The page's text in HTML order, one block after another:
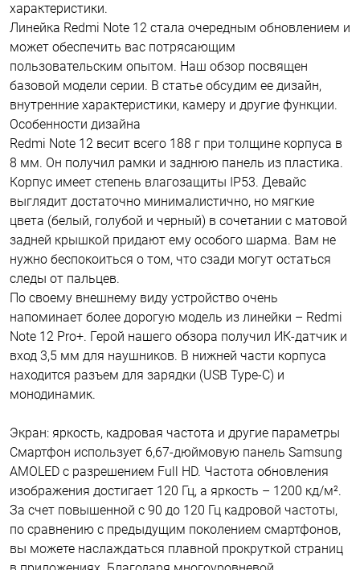
характеристики.
Линейка Redmi Note 12 стала очередным обновлением и
может обеспечить вас потрясающим
пользовательским опытом. Наш обзор посвящен
базовой модели серии. В статье обсудим ее дизайн,
внутренние характеристики, камеру и другие функции.
Особенности дизайна
Redmi Note 12 весит всего 188 г при толщине корпуса в
8 мм. Он получил рамки и заднюю панель из пластика.
Корпус имеет степень влагозащиты IP53. Девайс
выглядит достаточно минималистично, но мягкие
цвета (белый, голубой и черный) в сочетании с матовой
задней крышкой придают ему особого шарма. Вам не
нужно беспокоиться о том, что сзади могут остаться
следы от пальцев.
По своему внешнему виду устройство очень
напоминает более дорогую модель из линейки – Redmi
Note 12 Pro+. Герой нашего обзора получил ИК-датчик и
вход 3,5 мм для наушников. В нижней части корпуса
находится разъем для зарядки (USB Type-C) и
монодинамик.
Экран: яркость, кадровая частота и другие параметры
Смартфон использует 6,67-дюймовую панель Samsung
AMOLED с разрешением Full HD. Частота обновления
изображения достигает 120 Гц, а яркость – 1200 кд/м².
За счет повышенной с 90 до 120 Гц кадровой частоты,
по сравнению с предыдущим поколением смартфонов,
вы можете наслаждаться плавной прокруткой страниц